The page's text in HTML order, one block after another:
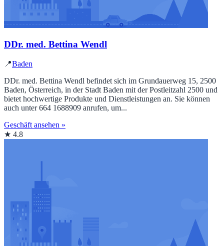
DDr. med. Bettina Wendl
📍Baden
DDr. med. Bettina Wendl befindet sich im Grundauerweg 15, 2500
Baden, Österreich, in der Stadt Baden mit der Postleitzahl 2500 und
bietet hochwertige Produkte und Dienstleistungen an. Sie können
auch unter 664 1688909 anrufen, um...
Geschäft ansehen »
★ 4.8